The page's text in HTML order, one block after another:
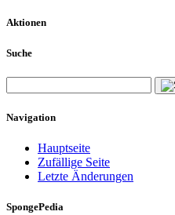
Aktionen
Suche
Navigation
Hauptseite
Zufällige Seite
Letzte Änderungen
SpongePedia